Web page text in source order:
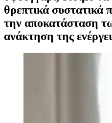
θρεπτικά συστατικά
την αποκατάσταση
ανάκτηση της